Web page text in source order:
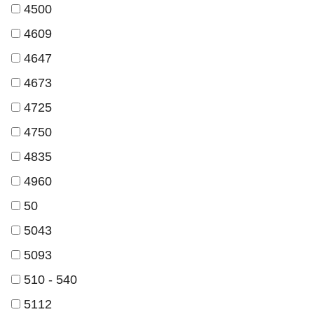
4500
4609
4647
4673
4725
4750
4835
4960
50
5043
5093
510 - 540
5112